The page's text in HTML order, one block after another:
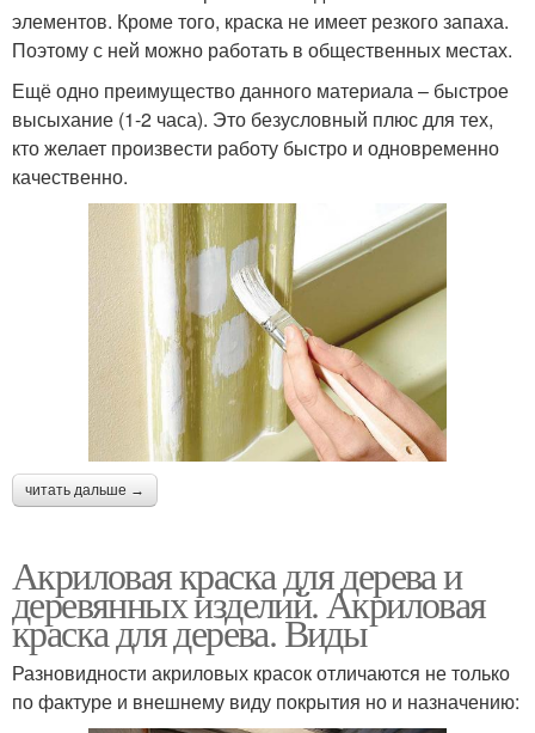
элементов. Кроме того, краска не имеет резкого запаха.
Поэтому с ней можно работать в общественных местах.
Ещё одно преимущество данного материала – быстрое
высыхание (1-2 часа). Это безусловный плюс для тех,
кто желает произвести работу быстро и одновременно
качественно.
читать дальше →
Акриловая краска для дерева и
деревянных изделий. Акриловая
краска для дерева. Виды
Разновидности акриловых красок отличаются не только
по фактуре и внешнему виду покрытия но и назначению: